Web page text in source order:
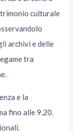
culturale
archivi e delle
tra
e la
fino alle 9,20.